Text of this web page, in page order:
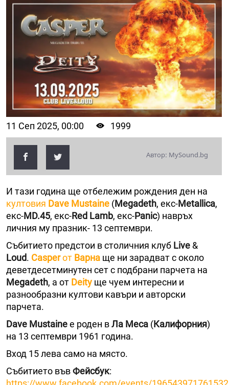
11 Сеп 2025, 00:00 1999
Автор: MySound.bg
И тази година ще отбележим рождения ден на
култовия Dave Mustaine (Megadeth, екс-Metallica,
екс-MD.45, екс-Red Lamb, eкс-Panic) навръх
личния му празник- 13 септември.
Събитието предстои в столичния клуб Live &
Loud. Casperот Варна ще ни зарадват с около
деветдесетминутен сет с подбрани парчета на
Megadeth, а от Deity ще чуем интересни и
разнообразни култови кавъри и авторски
парчета.
Dave Mustaineе роден вЛа Меса (Калифорния)
на 13 септември 1961 година.
Вход 15 лева само на място.
Събитието въвФейсбук: